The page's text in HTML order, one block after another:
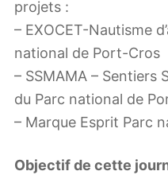
projets :
– EXOCET-Nautisme
national de Port-Cros
– SSMAMA – Sentiers
du Parc national de
– Marque Esprit Parc
Objectif de cette